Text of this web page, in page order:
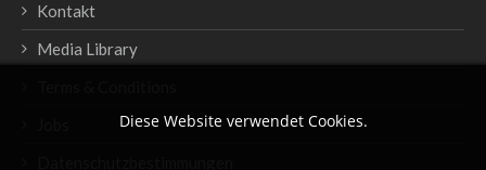
Kontakt
Media Library
Diese Website verwendet Cookies.